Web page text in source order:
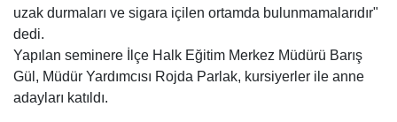
uzak durmaları ve sigara içilen ortamda bulunmamalarıdır"
dedi.
Yapılan seminere İlçe Halk Eğitim Merkez Müdürü Barış
Gül, Müdür Yardımcısı Rojda Parlak, kursiyerler ile anne
adayları katıldı.